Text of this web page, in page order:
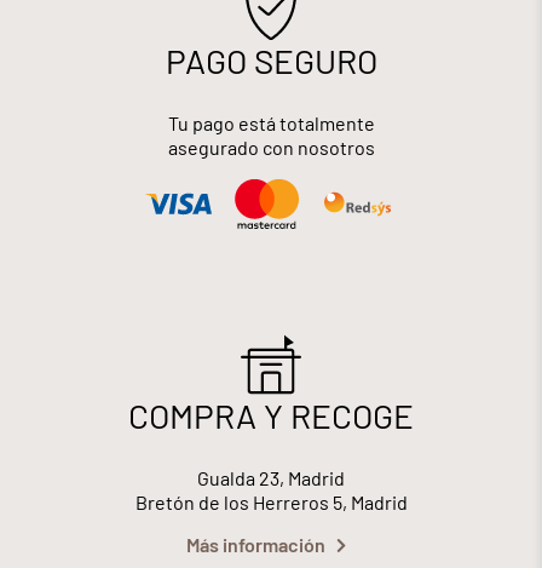
PAGO SEGURO
Tu pago está totalmente
asegurado con nosotros
COMPRA Y RECOGE
Gualda 23, Madrid
Bretón de los Herreros 5, Madrid
Más información